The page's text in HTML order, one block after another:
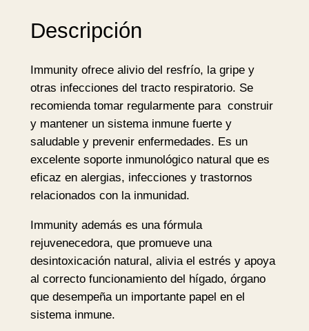
y
I
O
9
0
c
a
p
–
r
g
a
n
i
c
Descripción
Immunity ofrece alivio del resfrío, la gripe y
otras infecciones del tracto respiratorio. Se
recomienda tomar regularmente para construir
y mantener un sistema inmune fuerte y
saludable y prevenir enfermedades. Es un
excelente soporte inmunológico natural que es
eficaz en alergias, infecciones y trastornos
relacionados con la inmunidad.
Immunity además es una fórmula
rejuvenecedora, que promueve una
desintoxicación natural, alivia el estrés y apoya
al correcto funcionamiento del hígado, órgano
que desempeña un importante papel en el
sistema inmune.